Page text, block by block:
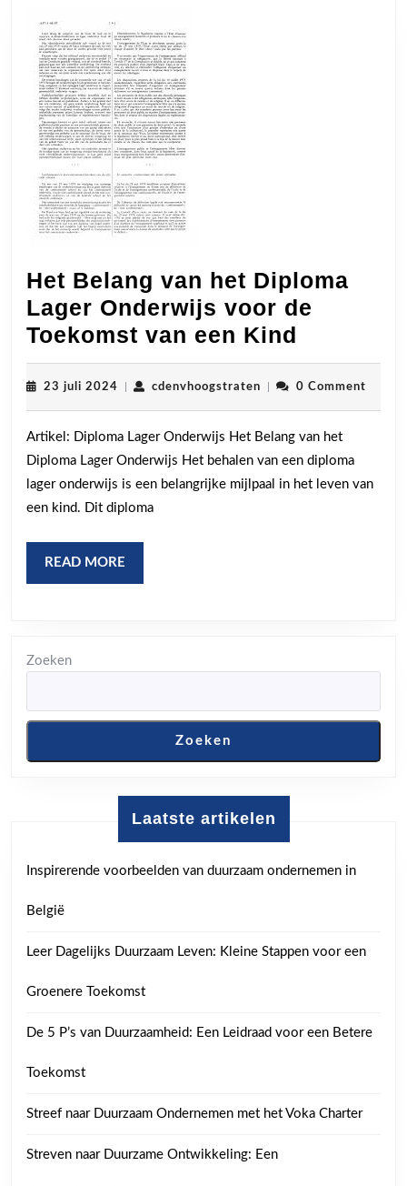
Het Belang van het Diploma
Lager Onderwijs voor de
Toekomst van een Kind
Belang
van
het
Diploma
Lager
23 juli 2024 23
cdenvhoogstratencdenvhoogstraten
0 Comment
Artikel: Diploma Lager Onderwijs Het Belang van het
Diploma Lager Onderwijs Het behalen van een diploma
lager onderwijs is een belangrijke mijlpaal in het leven van
een kind. Dit diploma
READ MORE
MORE
Zoeken
Zoeken
Laatste artikelen
Inspirerende voorbeelden van duurzaam ondernemen in
België
Leer Dagelijks Duurzaam Leven: Kleine Stappen voor een
Groenere Toekomst
De 5 P’s van Duurzaamheid: Een Leidraad voor een Betere
Toekomst
Streef naar Duurzaam Ondernemen met het Voka Charter
Streven naar Duurzame Ontwikkeling: Een